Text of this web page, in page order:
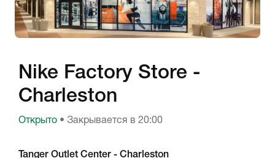
Nike Factory Store -
Charleston
Открыто • Закрывается в 20:00
Tanger Outlet Center - Charleston